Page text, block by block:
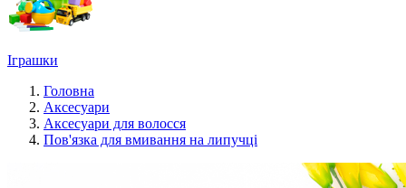
Іграшки
Головна
Аксесуари
Аксесуари для волосся
Пов'язка для вмивання на липучці